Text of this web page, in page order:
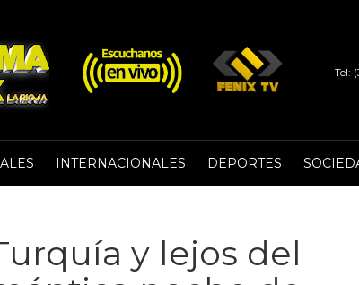
Tel:
INTERNACIONALES DEPORTES
y lejos del